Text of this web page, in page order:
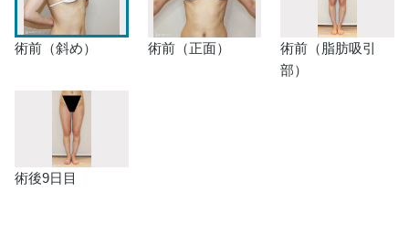
術前（斜め） 術前（正面）
術前（脂肪吸引
部）
術後9日目